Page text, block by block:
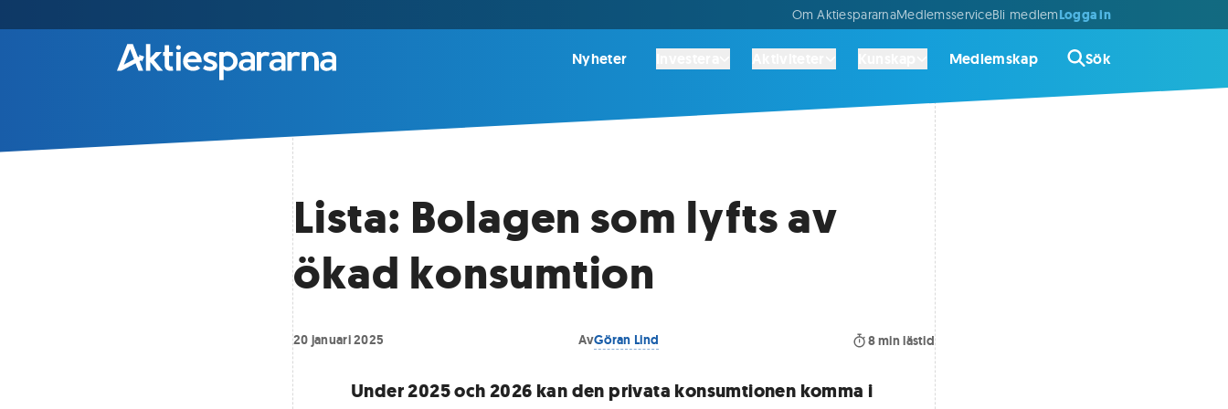
Om AktiespararnaMedlemsserviceBli medlemLogga in
Nyheter Medlemskap Sök
Lista: Bolagen som lyfts av
ökad konsumtion
20 januari 2025 AvGöran Lind 8min lästid
Under 2025 och 2026 kan den privata konsumtionen komma i